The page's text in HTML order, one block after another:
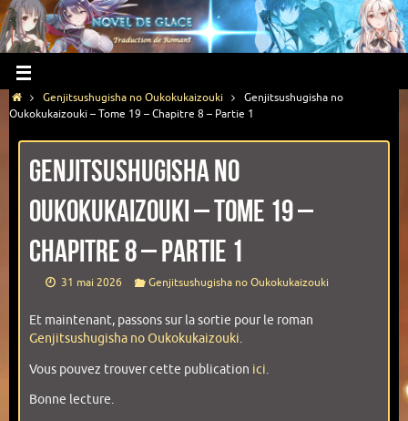
Genjitsushugisha no Oukokukaizouki
Genjitsushugisha no
Oukokukaizouki – Tome 19 – Chapitre 8 – Partie 1
Genjitsushugisha no
Oukokukaizouki – Tome 19 –
Chapitre 8 – Partie 1
31 mai 2026 Genjitsushugisha no Oukokukaizouki
Et maintenant, passons sur la sortie pour le roman
Genjitsushugisha no Oukokukaizouki.
Vous pouvez trouver cette publication ici.
Bonne lecture.